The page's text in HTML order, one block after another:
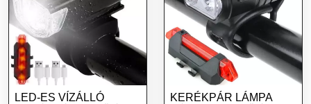
LED-ES VÍZÁLLÓ
KERÉKPÁR LÁMPA